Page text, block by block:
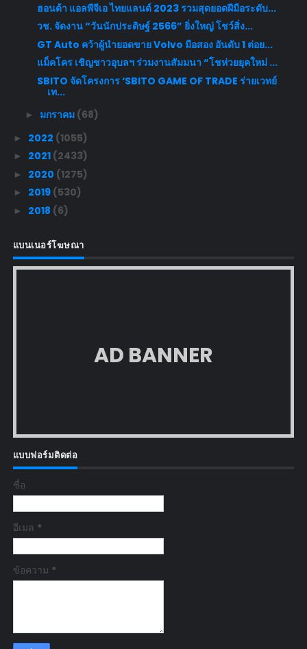
ฮอนด้า แอลพีจีเอ ไทยแลนด์ 2023 รวมสุดยอดฝีมือระดับ...
วช. จัดงาน “วันนักประดิษฐ์ 2566” ยิ่งใหญ่ โชว์สิ่ง...
GT Auto คว้าผู้นำยอดขาย Volvo มือสอง อันดับ 1 ต่อย...
แม็คโคร เชิญชาวอุบลฯ ร่วมงานสัมมนา “โชห่วยยุคใหม่ ...
SBITO จัดโครงการ ‘SBITO GAME OF TRADE ร่ายเวทย์
เท...
► มกราคม (68)
► 2022 (1055)
► 2021 (2433)
► 2020 (1275)
► 2019 (530)
► 2018 (6)
แบนเนอร์โฆษณา
AD BANNER
แบบฟอร์มติดต่อ
ชื่อ
อีเมล *
ข้อความ *